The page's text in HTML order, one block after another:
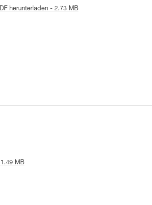
herunterladen - 2.73 MB
MB